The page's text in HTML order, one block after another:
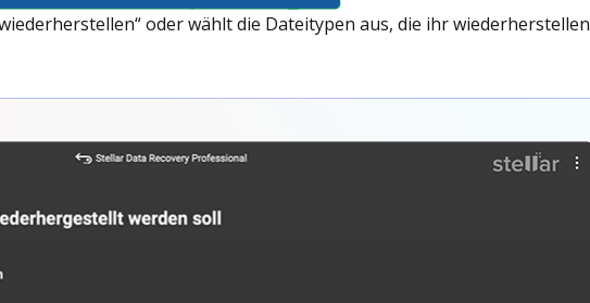
oder wählt die Dateitypen aus, die ihr wiederherstellen